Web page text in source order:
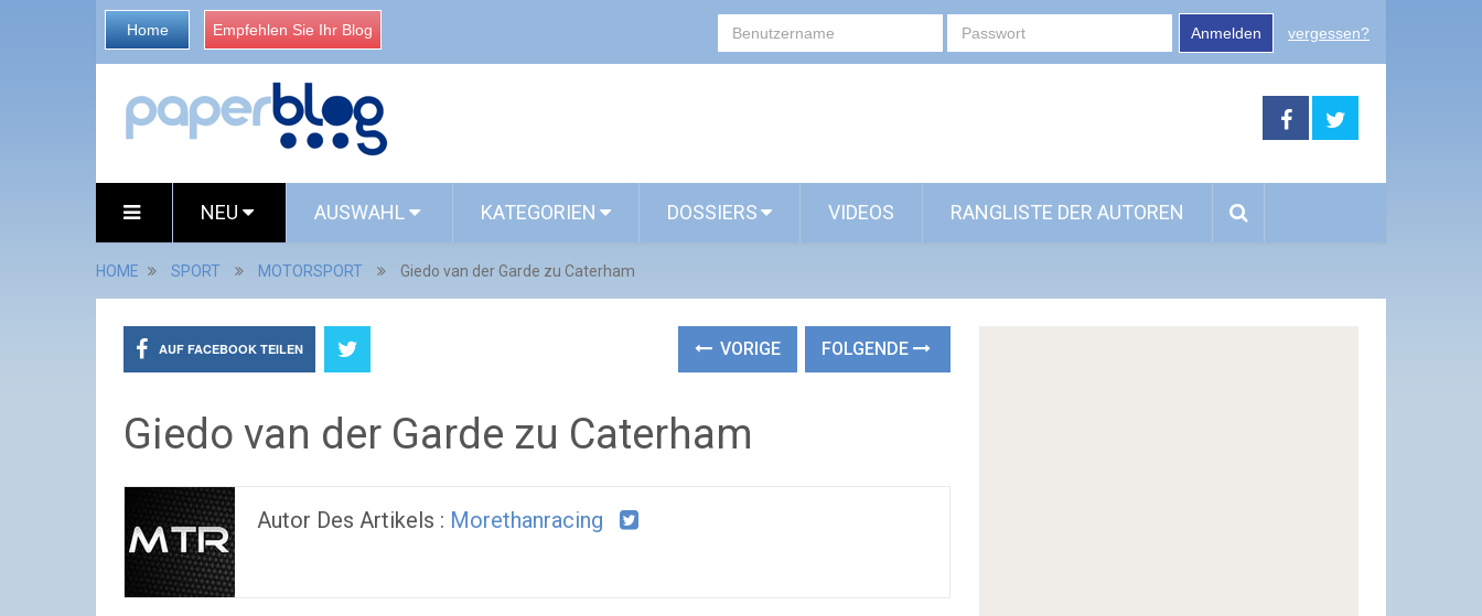
Home Empfehlen Sie Ihr Blog Anmelden vergessen?
NEU AUSWAHL KATEGORIEN DOSSIERS VIDEOS RANGLISTE DER AUTOREN
HOME SPORT MOTORSPORT Giedo van der Garde zu Caterham
AUF FACEBOOK TEILEN VORIGE FOLGENDE
Giedo van der Garde zu Caterham
Autor Des Artikels : Morethanracing